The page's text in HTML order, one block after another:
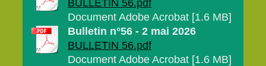
BULLETIN 56.pdf
Document Adobe Acrobat [1.6 MB]
Bulletin n°56 - 2 mai 2026
BULLETIN 56.pdf
Document Adobe Acrobat [1.6 MB]